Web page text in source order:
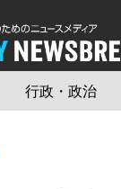
行政・政治